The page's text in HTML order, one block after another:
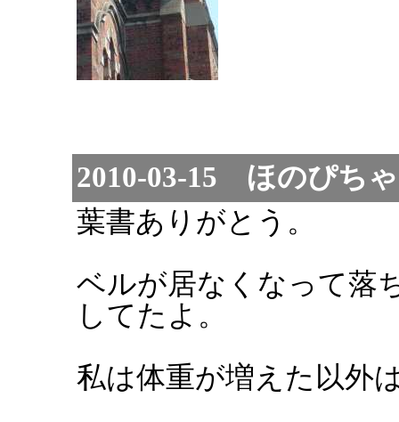
2010-03-15 ほのぴち
葉書ありがとう。
ベルが居なくなって落
してたよ。
私は体重が増えた以外